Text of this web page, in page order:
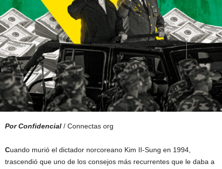
Por Confidencial / Connectas org
Cuando murió el dictador norcoreano Kim II-Sung en 1994,
trascendió que uno de los consejos más recurrentes que le daba a